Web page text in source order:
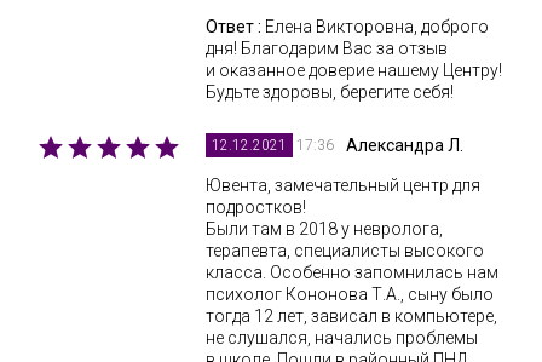
Ответ : Елена Викторовна, доброго
дня! Благодарим Вас за отзыв
и оказанное доверие нашему Центру!
Будьте здоровы, берегите себя!
12.12.2021 17:36 Александра Л.
Ювента, замечательный центр для
подростков!
Были там в 2018 у невролога,
терапевта, специалисты высокого
класса. Особенно запомнилась нам
психолог Кононова Т.А., сыну было
тогда 12 лет, зависал в компьютере,
не слушался, начались проблемы